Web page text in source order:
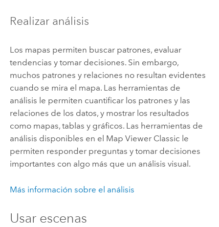
Realizar análisis
Los mapas permiten buscar patrones, evaluar
tendencias y tomar decisiones. Sin embargo,
muchos patrones y relaciones no resultan evidentes
cuando se mira el mapa. Las herramientas de
análisis le permiten cuantificar los patrones y las
relaciones de los datos, y mostrar los resultados
como mapas, tablas y gráficos. Las herramientas de
análisis disponibles en el Map Viewer Classic le
permiten responder preguntas y tomar decisiones
importantes con algo más que un análisis visual.
Más información sobre el análisis
Usar escenas